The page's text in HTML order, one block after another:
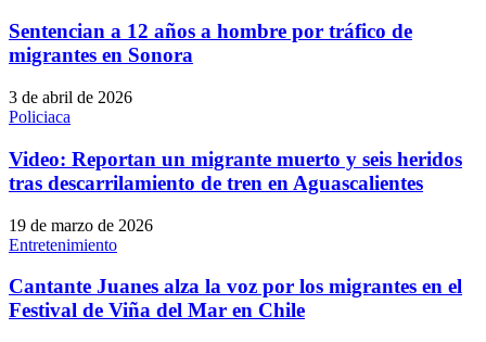
Sentencian a 12 años a hombre por tráfico de
migrantes en Sonora
3 de abril de 2026
Policiaca
Video: Reportan un migrante muerto y seis heridos
tras descarrilamiento de tren en Aguascalientes
19 de marzo de 2026
Entretenimiento
Cantante Juanes alza la voz por los migrantes en el
Festival de Viña del Mar en Chile